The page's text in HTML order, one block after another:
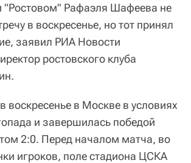
Рафаэля Шафеева не
в воскресенье, но тот принял
заявил РИА Новости
ростовского клуба
воскресенье в Москве в условиях
и завершилась победой
2:0. Перед началом матча, во
игроков, поле стадиона ЦСКА